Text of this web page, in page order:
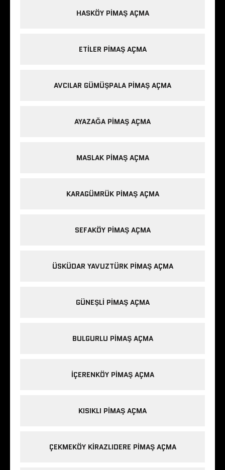
HASKÖY PIMAŞ AÇMA
ETILER PIMAŞ AÇMA
AVCILAR GÜMÜŞPALA PIMAŞ AÇMA
AYAZAĞA PIMAŞ AÇMA
MASLAK PIMAŞ AÇMA
KARAGÜMRÜK PIMAŞ AÇMA
SEFAKÖY PIMAŞ AÇMA
ÜSKÜDAR YAVUZTÜRK PIMAŞ AÇMA
GÜNEŞLI PIMAŞ AÇMA
BULGURLU PIMAŞ AÇMA
IÇERENKÖY PIMAŞ AÇMA
KISIKLI PIMAŞ AÇMA
ÇEKMEKÖY KIRAZLIDERE PIMAŞ AÇMA